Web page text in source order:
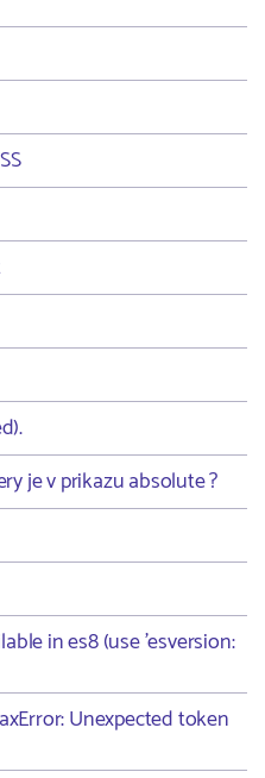
je v prikazu absolute ?
in es8 (use 'esversion:
Unexpected token